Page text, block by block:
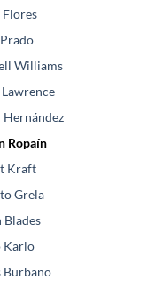
Flores
Williams
Hernández
Ropaín
Kraft
Grela
Blades
Karlo
Burbano